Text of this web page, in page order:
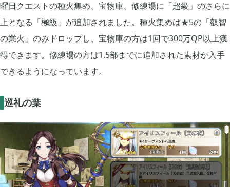
曜日クエストの種火集め、宝物庫、修練場に「超級」のさらに
上となる「極級」が追加されました。種火集めは★5の「叡智
の業火」のみドロップし、宝物庫の方は1回で300万QP以上獲
得できます。修練場の方は1.5部までに追加された素材が入手
できるようになっています。
巡礼の葉
2019年06月 6
2019年05月
2019年04月
2019年03月 3
2019年01月 2